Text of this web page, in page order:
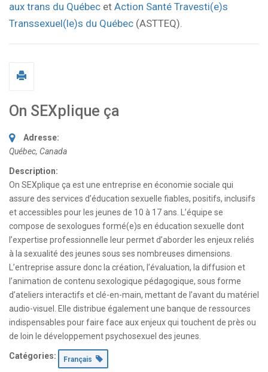
aux trans du Québec et Action Santé Travesti(e)s
Transsexuel(le)s du Québec (ASTTEQ).
On SEXplique ça
Adresse:
Québec, Canada
Description:
On SEXplique ça est une entreprise en économie sociale qui
assure des services d’éducation sexuelle fiables, positifs, inclusifs
et accessibles pour les jeunes de 10 à 17 ans. L’équipe se
compose de sexologues formé(e)s en éducation sexuelle dont
l’expertise professionnelle leur permet d’aborder les enjeux reliés
à la sexualité des jeunes sous ses nombreuses dimensions.
L’entreprise assure donc la création, l’évaluation, la diffusion et
l’animation de contenu sexologique pédagogique, sous forme
d’ateliers interactifs et clé-en-main, mettant de l’avant du matériel
audio-visuel. Elle distribue également une banque de ressources
indispensables pour faire face aux enjeux qui touchent de près ou
de loin le développement psychosexuel des jeunes.
Catégories: Français